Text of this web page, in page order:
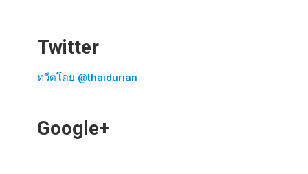
Twitter
ทวีตโดย @thaidurian
Google+